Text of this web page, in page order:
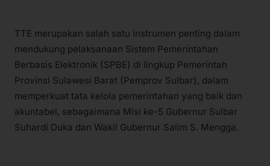
TTE merupakan salah satu instrumen penting dalam
mendukung pelaksanaan Sistem Pemerintahan
Berbasis Elektronik (SPBE) di lingkup Pemerintah
Provinsi Sulawesi Barat (Pemprov Sulbar), dalam
memperkuat tata kelola pemerintahan yang baik dan
akuntabel, sebagaimana Misi ke-5 Gubernur Sulbar
Suhardi Duka dan Wakil Gubernur Salim S. Mengga.